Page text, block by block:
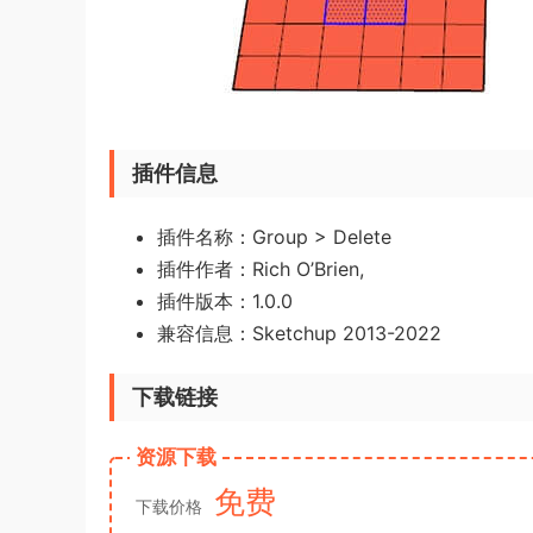
插件信息
插件名称：Group > Delete
插件作者：Rich O’Brien,
插件版本：1.0.0
兼容信息：Sketchup 2013-2022
下载链接
资源下载
下载价格 免费